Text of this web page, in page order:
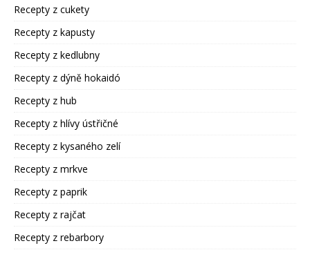
Recepty z cukety
Recepty z kapusty
Recepty z kedlubny
Recepty z dýně hokaidó
Recepty z hub
Recepty z hlívy ústřičné
Recepty z kysaného zelí
Recepty z mrkve
Recepty z paprik
Recepty z rajčat
Recepty z rebarbory